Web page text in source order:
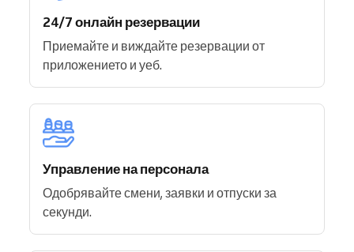
24/7 онлайн резервации
Приемайте и виждайте резервации от
приложението и уеб.
Управление на персонала
Одобрявайте смени, заявки и отпуски за
секунди.